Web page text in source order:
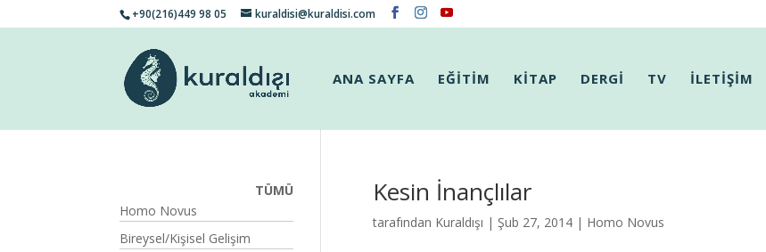
+90(216)449 98 05 kuraldisi@kuraldisi.com
ANA SAYFA EĞİTİM KİTAP DERGİ TV İLETİŞİM
Kesin İnançlılar
tarafından Kuraldışı | Şub 27, 2014| Homo Novus
TÜMÜ
Homo Novus
Bireysel/Kişisel Gelişim